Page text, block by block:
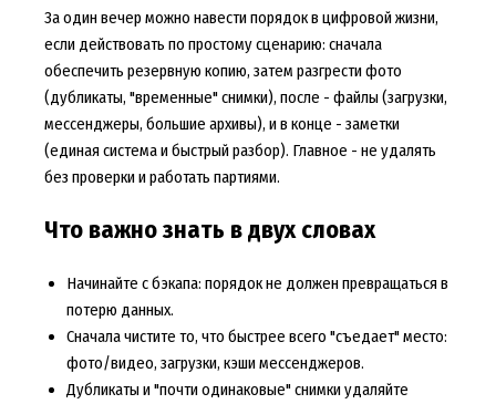
За один вечер можно навести порядок в цифровой жизни,
если действовать по простому сценарию: сначала
обеспечить резервную копию, затем разгрести фото
(дубликаты, "временные" снимки), после - файлы (загрузки,
мессенджеры, большие архивы), и в конце - заметки
(единая система и быстрый разбор). Главное - не удалять
без проверки и работать партиями.
Что важно знать в двух словах
Начинайте с бэкапа: порядок не должен превращаться в
потерю данных.
Сначала чистите то, что быстрее всего "съедает" место:
фото/видео, загрузки, кэши мессенджеров.
Дубликаты и "почти одинаковые" снимки удаляйте